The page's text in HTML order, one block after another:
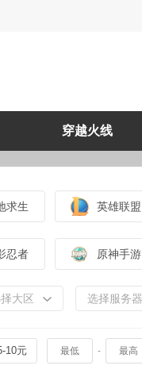
穿越火线
求生 英雄联盟
忍者 原神手游
大区 选择服务器
10元 -